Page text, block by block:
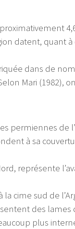
datent, quant à
dans de
Mari (1982),
permiennes de
à sa
représente
cime sud de
des lames
plus